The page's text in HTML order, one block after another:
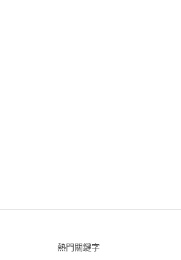
熱門關鍵字